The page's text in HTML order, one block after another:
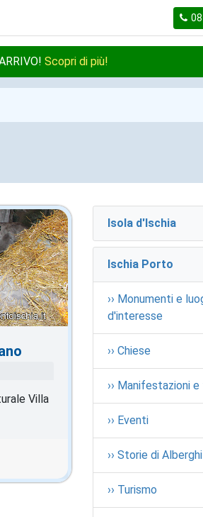
Scopri di più!
Villa
Isola d'Ischia
Ischia Porto
›› Monumenti e
d'interesse
›› Chiese
›› Manifestazioni
›› Eventi
›› Storie di Alberghi
›› Turismo